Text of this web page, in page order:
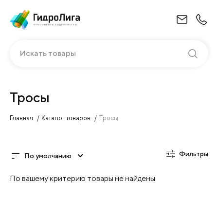
Искать товары
Тросы
Главная Каталог товаров Тросы
По умолчанию Фильтры
По вашему критерию товары не найдены